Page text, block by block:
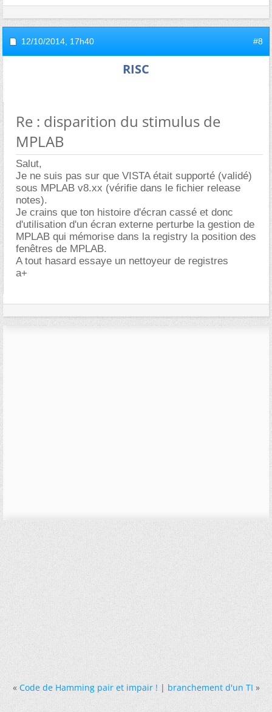
12/10/2014, 17h40 #8
RISC
Re : disparition du stimulus de
MPLAB
Salut,
Je ne suis pas sur que VISTA était supporté (validé)
sous MPLAB v8.xx (vérifie dans le fichier release
notes).
Je crains que ton histoire d'écran cassé et donc
d'utilisation d'un écran externe perturbe la gestion de
MPLAB qui mémorise dans la registry la position des
fenêtres de MPLAB.
A tout hasard essaye un nettoyeur de registres
a+
« Code de Hamming pair et impair !|branchement d'un TI »